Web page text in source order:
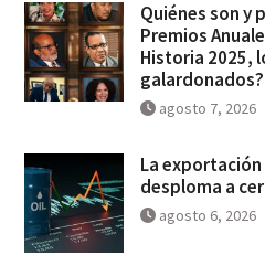
Quiénes son y
Premios
Historia 2025,
galardonados?
agosto 7, 2026
La exportación
desploma a
agosto 6, 2026